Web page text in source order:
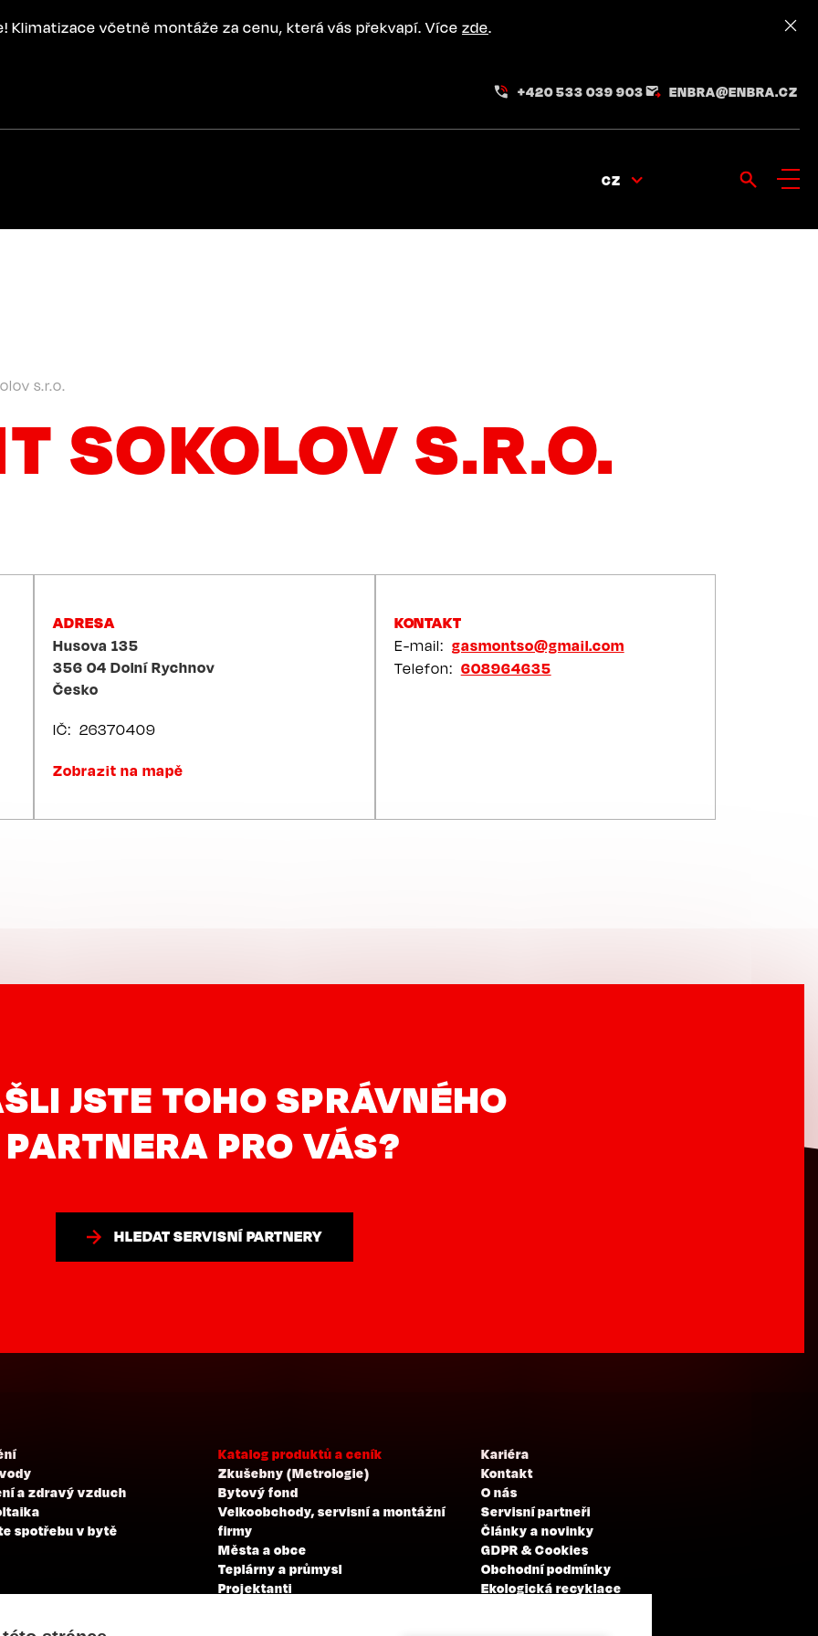
Klimatizace včetně montáže za cenu, která vás překvapí. Více zde.
+420 533 039 903 ENBRA@ENBRA.CZ
CZ
s.r.o.
SOKOLOV S.R.O.
ADRESA
Husova 135
356 04 Dolní Rychnov
Česko
IČ 26370409
Zobrazit na mapě
KONTAKT
E-mail
gasmontso@gmail.com
Telefon
608964635
JSTE TOHO SPRÁVNÉHO
PARTNERA PRO VÁS?
HLEDAT SERVISNÍ PARTNERY
a zdravý vzduch
spotřebu v bytě
Katalog produktů a ceník
Zkušebny (Metrologie)
Bytový fond
Velkoobchody, servisní a montážní
firmy
Města a obce
Teplárny a průmysl
Projektanti
Kariéra
Kontakt
O nás
Servisní partneři
Články a novinky
GDPR & Cookies
Obchodní podmínky
Ekologická recyklace